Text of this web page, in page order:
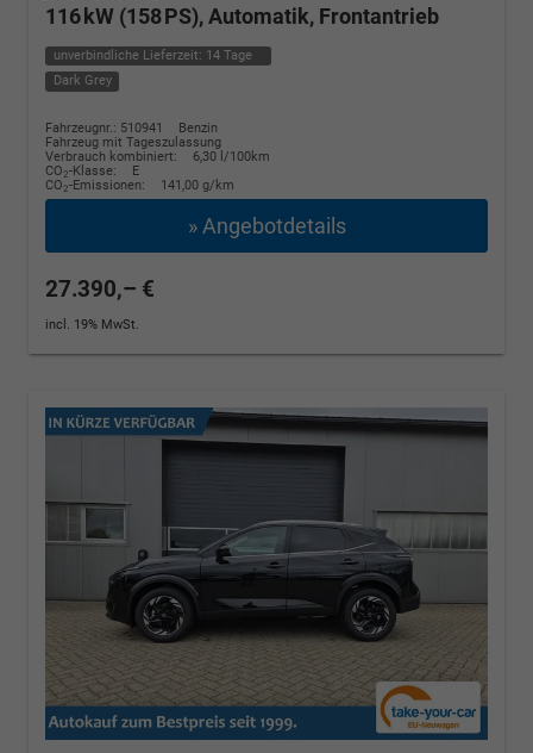
116 kW (158 PS), Automatik, Frontantrieb
unverbindliche Lieferzeit: 14 Tage
Dark Grey
Fahrzeugnr.: 510941
Benzin
Fahrzeug mit Tageszulassung
Verbrauch kombiniert:
6,30 l/100km
CO2-Klasse:
E
CO2-Emissionen: 141,00 g/km
» Angebotdetails
27.390,– €
incl. 19% MwSt.